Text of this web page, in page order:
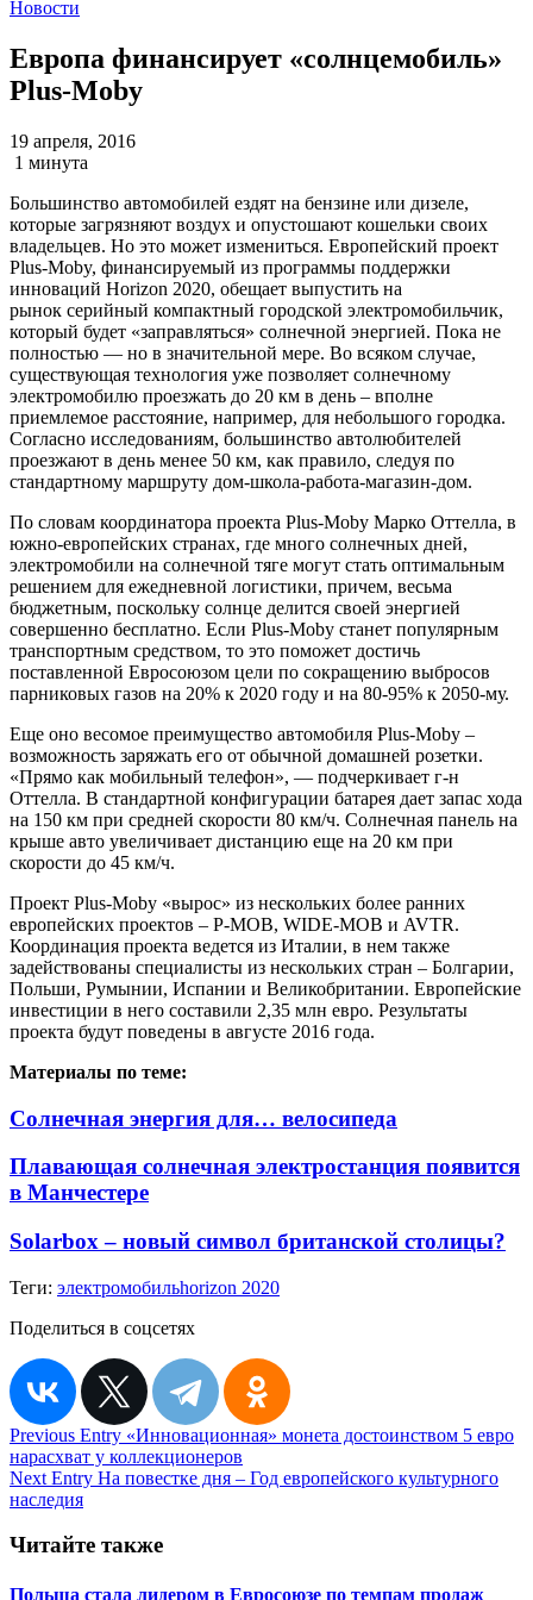
Новости
Европа финансирует «солнцемобиль»
Plus-Moby
19 апреля, 2016
1 минута
Большинство автомобилей ездят на бензине или дизеле,
которые загрязняют воздух и опустошают кошельки своих
владельцев. Но это может измениться. Европейский проект
Plus-Moby, финансируемый из программы поддержки
инноваций Horizon 2020, обещает выпустить на
рынок серийный компактный городской электромобильчик,
который будет «заправляться» солнечной энергией. Пока не
полностью — но в значительной мере. Во всяком случае,
существующая технология уже позволяет солнечному
электромобилю проезжать до 20 км в день – вполне
приемлемое расстояние, например, для небольшого городка.
Согласно исследованиям, большинство автолюбителей
проезжают в день менее 50 км, как правило, следуя по
стандартному маршруту дом-школа-работа-магазин-дом.
По словам координатора проекта Plus-Moby Марко Оттелла, в
южно-европейских странах, где много солнечных дней,
электромобили на солнечной тяге могут стать оптимальным
решением для ежедневной логистики, причем, весьма
бюджетным, поскольку солнце делится своей энергией
совершенно бесплатно. Если Plus-Moby станет популярным
транспортным средством, то это поможет достичь
поставленной Евросоюзом цели по сокращению выбросов
парниковых газов на 20% к 2020 году и на 80-95% к 2050-му.
Еще оно весомое преимущество автомобиля Plus-Moby –
возможность заряжать его от обычной домашней розетки.
«Прямо как мобильный телефон», — подчеркивает г-н
Оттелла. В стандартной конфигурации батарея дает запас хода
на 150 км при средней скорости 80 км/ч. Солнечная панель на
крыше авто увеличивает дистанцию еще на 20 км при
скорости до 45 км/ч.
Проект Plus-Moby «вырос» из нескольких более ранних
европейских проектов – P-MOB, WIDE-MOB и AVTR.
Координация проекта ведется из Италии, в нем также
задействованы специалисты из нескольких стран – Болгарии,
Польши, Румынии, Испании и Великобритании. Европейские
инвестиции в него составили 2,35 млн евро. Результаты
проекта будут поведены в августе 2016 года.
Материалы по теме:
Солнечная энергия для… велосипеда
Плавающая солнечная электростанция появится
в Манчестере
Solarbox – новый символ британской столицы?
Теги: электромобильhorizon 2020
Поделиться в соцсетях
Навигация
по
записям
Previous Entry «Инновационная» монета достоинством 5 евро
нарасхват у коллекционеров
Next Entry На повестке дня – Год европейского культурного
наследия
Читайте также
Польша стала лидером в Евросоюзе по темпам продаж